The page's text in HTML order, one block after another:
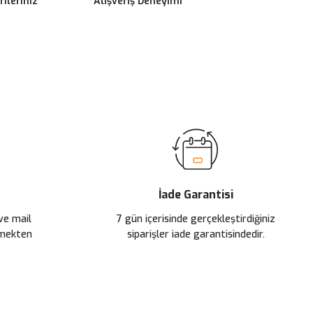
mail
İade Garantisi
7 gün içerisinde gerçekleştirdiğiniz
siparişler iade garantisindedir.